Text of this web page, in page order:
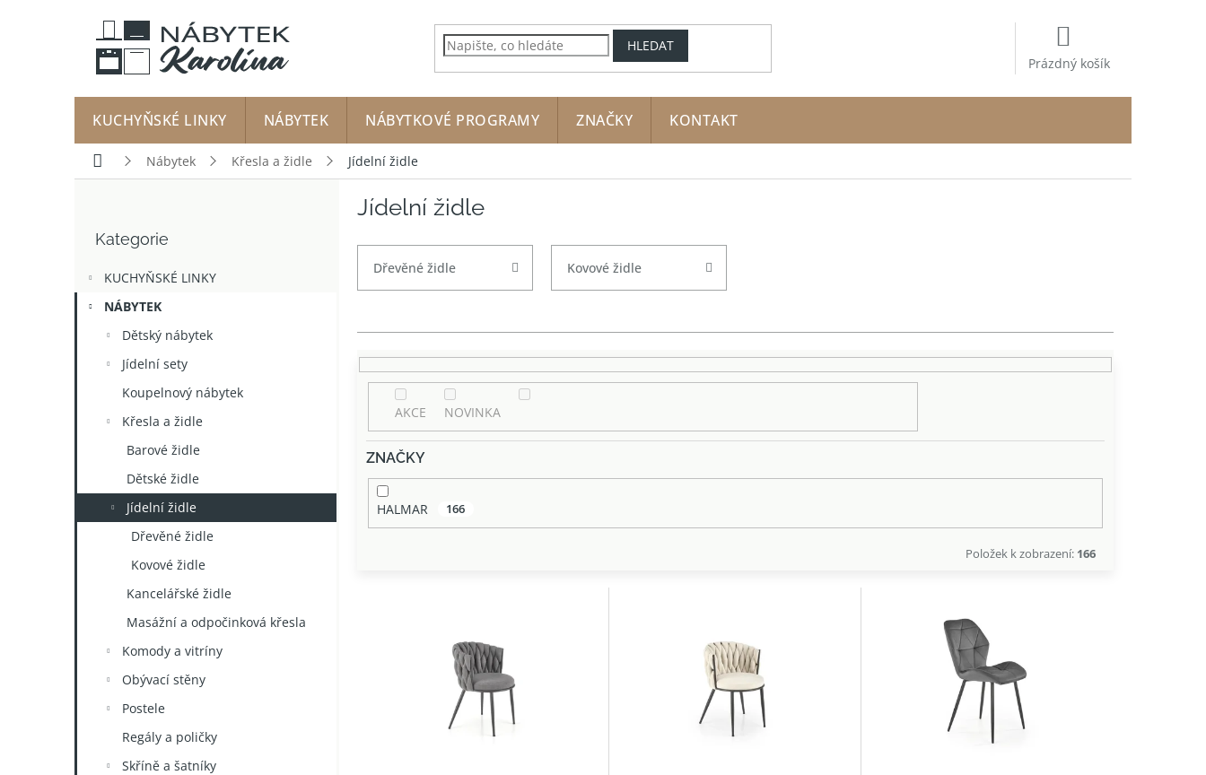
HLEDAT
KOŠÍK
Prázdný košík
KUCHYŇSKÉ LINKY NÁBYTEK NÁBYTKOVÉ PROGRAMY ZNAČKY KONTAKT
Domů Nábytek Křesla a židle Jídelní židle
a
kategorie
Kategorie
KUCHYŇSKÉ LINKY
NÁBYTEK
Dětský nábytek
Jídelní sety
Koupelnový nábytek
Křesla a židle
Barové židle
Dětské židle
Jídelní židle
Dřevěné židle
Kovové židle
Kancelářské židle
Masážní a odpočinková křesla
Komody a vitríny
Obývací stěny
Postele
Regály a poličky
Skříně a šatníky
Jídelní židle
Dřevěné židle Kovové židle
AKCE NOVINKA
ZNAČKY
HALMAR 166
Položek k zobrazení: 166